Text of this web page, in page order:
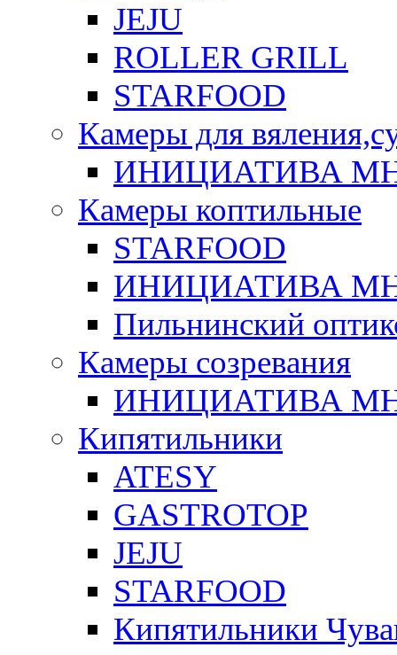
JEJU
ROLLER GRILL
STARFOOD
Камеры для
ИНИЦИАТИВА
Камеры коптильные
STARFOOD
ИНИЦИАТИВА
Пильнинский
Камеры созревания
ИНИЦИАТИВА
Кипятильники
ATESY
GASTROTOP
JEJU
STARFOOD
Кипятильники